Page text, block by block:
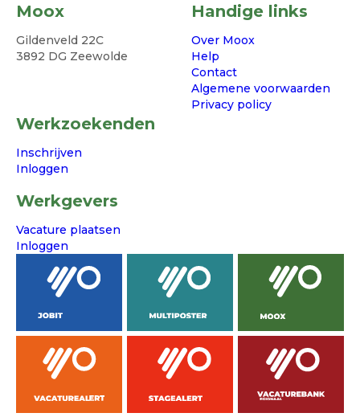
Moox
Gildenveld 22C
3892 DG Zeewolde
Handige links
Over Moox
Help
Contact
Algemene voorwaarden
Privacy policy
Werkzoekenden
Inschrijven
Inloggen
Werkgevers
Vacature plaatsen
Inloggen